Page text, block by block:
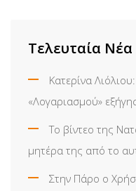
Τελευταία Νέα
Κατερίνα
«Λογαριασμού»
Το βίντεο της
μητέρα της από το
Στην Πάρο ο